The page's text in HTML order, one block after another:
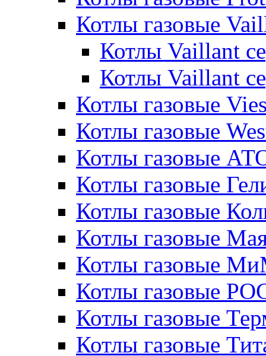
Котлы газовые
Котлы Vaillant
Котлы Vaillant
Котлы газовые
Котлы газовые
Котлы газовые
Котлы газовые
Котлы газовые
Котлы газовые
Котлы газовые
Котлы газовые
Котлы газовые
Котлы газовые